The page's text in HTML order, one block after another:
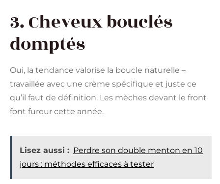
3. Cheveux bouclés
domptés
Oui, la tendance valorise la boucle naturelle –
travaillée avec une crème spécifique et juste ce
qu’il faut de définition. Les mèches devant le front
font fureur cette année.
Lisez aussi : Perdre son double menton en 10
jours : méthodes efficaces à tester